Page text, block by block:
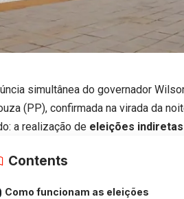
simultânea do governador
(PP), confirmada na virada da
a realização de eleições
Contents
Como funcionam as eleições